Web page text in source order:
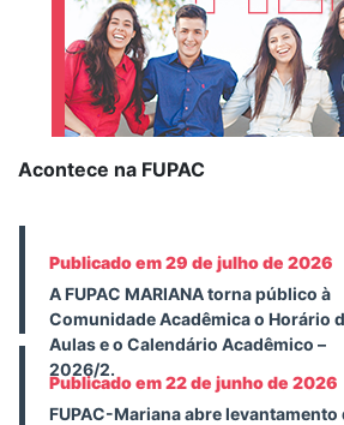
Acontece na FUPAC
Publicado em 29 de julho de 2026
A FUPAC MARIANA torna público à
Comunidade Acadêmica o Horário
Aulas e o Calendário Acadêmico –
2026/2.
Publicado em 22 de junho de 2026
FUPAC-Mariana abre levantamento